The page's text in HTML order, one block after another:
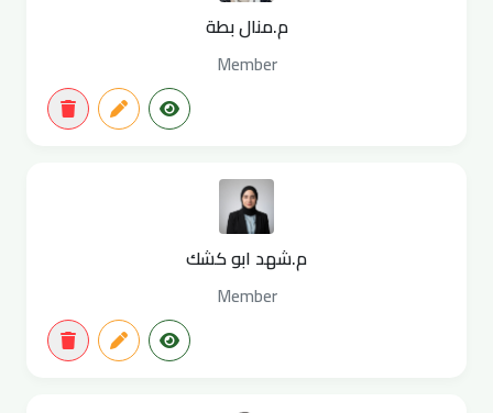
م.منال بطة
Member
م.شهد ابو كشك
Member